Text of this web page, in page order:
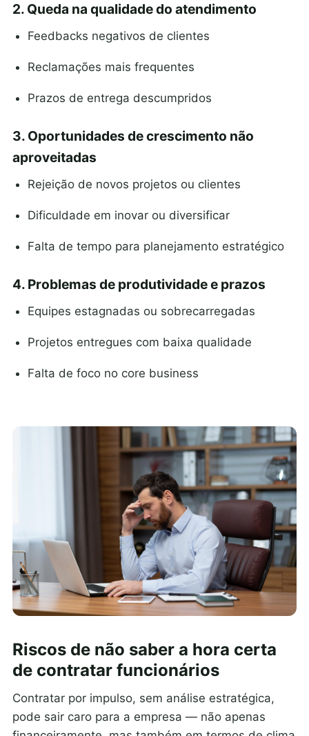
2. Queda na qualidade do atendimento
Feedbacks negativos de clientes
Reclamações mais frequentes
Prazos de entrega descumpridos
3. Oportunidades de crescimento não
aproveitadas
Rejeição de novos projetos ou clientes
Dificuldade em inovar ou diversificar
Falta de tempo para planejamento estratégico
4. Problemas de produtividade e prazos
Equipes estagnadas ou sobrecarregadas
Projetos entregues com baixa qualidade
Falta de foco no core business
Riscos de não saber a hora certa
de contratar funcionários
Contratar por impulso, sem análise estratégica,
pode sair caro para a empresa — não apenas